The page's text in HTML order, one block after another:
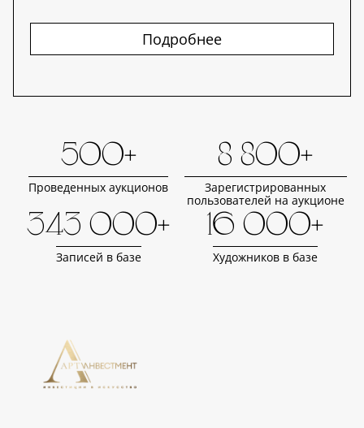
Подробнее
500+
Проведенных аукционов
8 800+
Зарегистрированных
пользователей на аукционе
343 000+
Записей в базе
16 000+
Художников в базе